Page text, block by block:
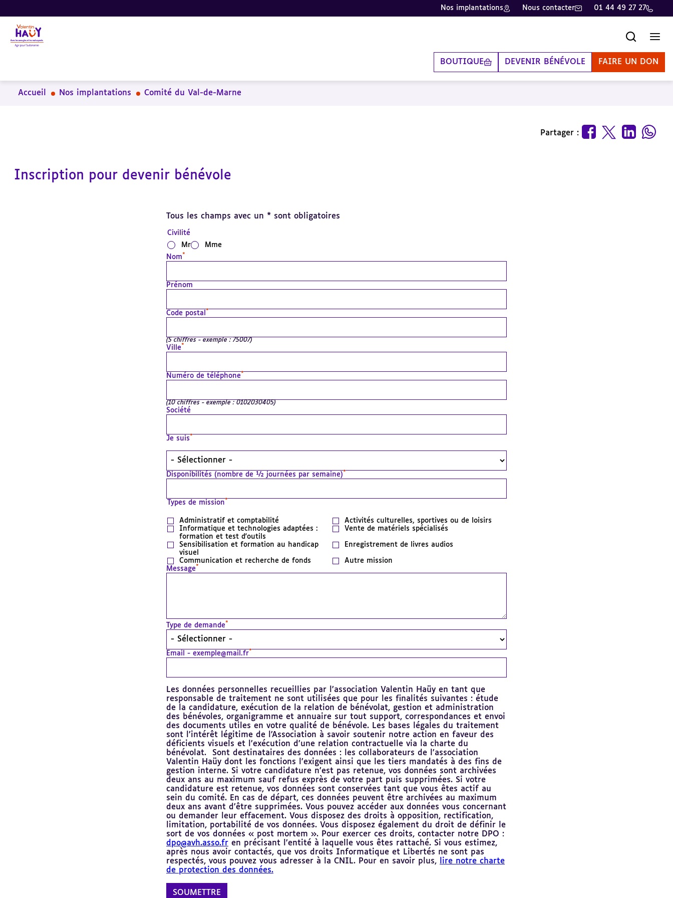
Aller
au
contenu
principal
Aller
au
pied
de
Aller
à
la
recherche
Nos implantations Nous contacter 01 44 49 27 27
BOUTIQUE DEVENIR BÉNÉVOLE FAIRE UN DON
Accueil Nos implantations Comité du Val-de-Marne
Partager :
Inscription pour devenir bénévole
Tous les champs avec un * sont obligatoires
Civilité
Mr
Mme
Nom *
Prénom
Code postal *
(5 chiffres - exemple : 75007)
Ville *
Numéro de téléphone *
(10 chiffres - exemple : 0102030405)
Société
Je suis *
Disponibilités (nombre de ½ journées par semaine) *
Types de mission *
Administratif et comptabilité
Activités culturelles, sportives ou de loisirs
Informatique et technologies adaptées :
formation et test d'outils
Vente de matériels spécialisés
Sensibilisation et formation au handicap
visuel
Enregistrement de livres audios
Communication et recherche de fonds
Autre mission
Message *
Type de demande *
Email - exemple@mail.fr*
Les données personnelles recueillies par l’association Valentin Haüy en tant que
responsable de traitement ne sont utilisées que pour les finalités suivantes : étude
de la candidature, exécution de la relation de bénévolat, gestion et administration
des bénévoles, organigramme et annuaire sur tout support, correspondances et envoi
des documents utiles en votre qualité de bénévole. Les bases légales du traitement
sont l’intérêt légitime de l’Association à savoir soutenir notre action en faveur des
déficients visuels et l’exécution d’une relation contractuelle via la charte du
bénévolat. Sont destinataires des données : les collaborateurs de l’association
Valentin Haüy dont les fonctions l’exigent ainsi que les tiers mandatés à des fins de
gestion interne. Si votre candidature n’est pas retenue, vos données sont archivées
deux ans au maximum sauf refus exprès de votre part puis supprimées. Si votre
candidature est retenue, vos données sont conservées tant que vous êtes actif au
sein du comité. En cas de départ, ces données peuvent être archivées au maximum
deux ans avant d’être supprimées. Vous pouvez accéder aux données vous concernant
ou demander leur effacement. Vous disposez des droits à opposition, rectification,
limitation, portabilité de vos données. Vous disposez également du droit de définir le
sort de vos données « post mortem ». Pour exercer ces droits, contacter notre DPO :
dpo@avh.asso.fr en précisant l’entité à laquelle vous êtes rattaché. Si vous estimez,
après nous avoir contactés, que vos droits Informatique et Libertés ne sont pas
respectés, vous pouvez vous adresser à la CNIL. Pour en savoir plus,
lire notre charte
de protection des données.